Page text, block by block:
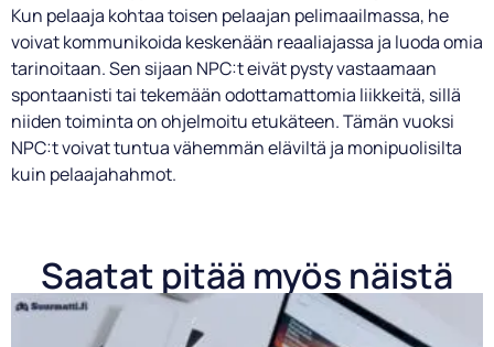
Kun pelaaja kohtaa toisen pelaajan pelimaailmassa, he
voivat kommunikoida keskenään reaaliajassa ja luoda omia
tarinoitaan. Sen sijaan NPC:t eivät pysty vastaamaan
spontaanisti tai tekemään odottamattomia liikkeitä, sillä
niiden toiminta on ohjelmoitu etukäteen. Tämän vuoksi
NPC:t voivat tuntua vähemmän eläviltä ja monipuolisilta
kuin pelaajahahmot.
Saatat pitää myös näistä